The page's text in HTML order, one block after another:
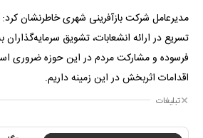
مدیرعامل شرکت بازآفرینی شهری خاطرنشان کرد:
تسریع در ارائه انشعابات، تشویق
فرسوده و مشارکت مردم در این حوزه ضروری
اقدامات اثربخش در این زمینه داریم.
تبلیغات